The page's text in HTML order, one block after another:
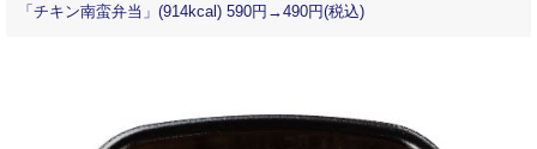
「チキン南蛮弁当」(914kcal) 590円→490円(税込)